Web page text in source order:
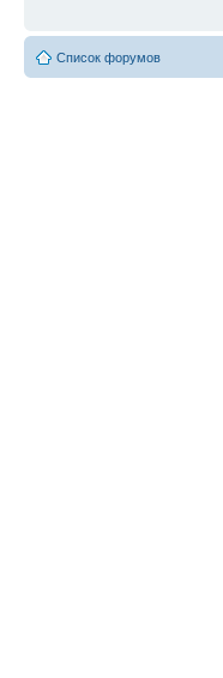
Список форумов